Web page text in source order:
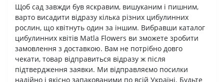
Щоб сад завжди був яскравим, вишуканим і пишним,
варто висадити відразу кілька різних цибулинних
рослин, що квітнуть один за іншим. Вибравши каталог
цибулинних квітів Matla Flowers ви зможете зробити
замовлення з доставкою. Вам не потрібно довго
чекати, товар відправиться відразу ж після
підтвердження заявки. Ми відправляємо посилки
надійно і якісно запакованими по всій Україні. Будьте